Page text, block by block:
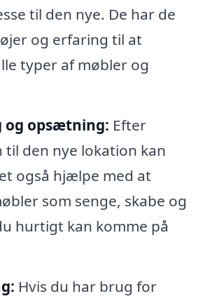
til den nye. De har de
og erfaring til at
typer af møbler og
og opsætning: Efter
til den nye lokation kan
også hjælpe med at
som senge, skabe og
hurtigt kan komme på
Hvis du har brug for